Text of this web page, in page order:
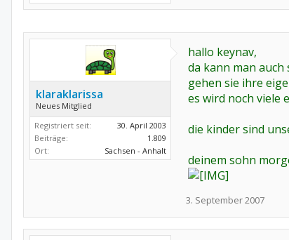
klaraklarissa
Neues Mitglied
Registriert seit:
30. April 2003
Beiträge:
1.809
Ort:
Sachsen - Anhalt
hallo keynav,
da kann man auch
gehen sie ihre
es wird noch viele
die kinder sind
deinem sohn
3. September 2007